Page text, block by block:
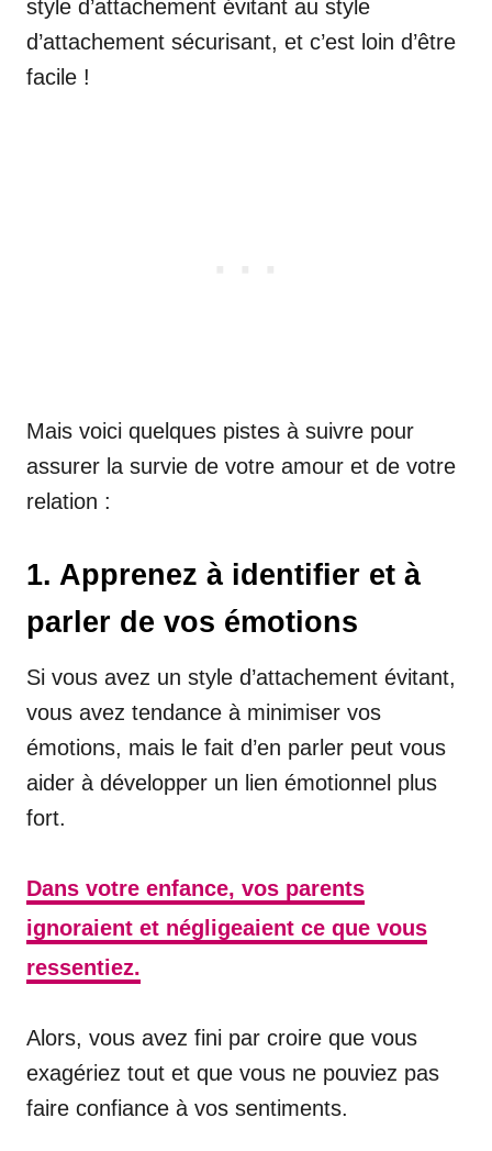
style d’attachement évitant au style
d’attachement sécurisant, et c’est loin d’être
facile !
Mais voici quelques pistes à suivre pour
assurer la survie de votre amour et de votre
relation :
1. Apprenez à identifier et à
parler de vos émotions
Si vous avez un style d’attachement évitant,
vous avez tendance à minimiser vos
émotions, mais le fait d’en parler peut vous
aider à développer un lien émotionnel plus
fort.
Dans votre enfance, vos parents
ignoraient et négligeaient ce que vous
ressentiez.
Alors, vous avez fini par croire que vous
exagériez tout et que vous ne pouviez pas
faire confiance à vos sentiments.